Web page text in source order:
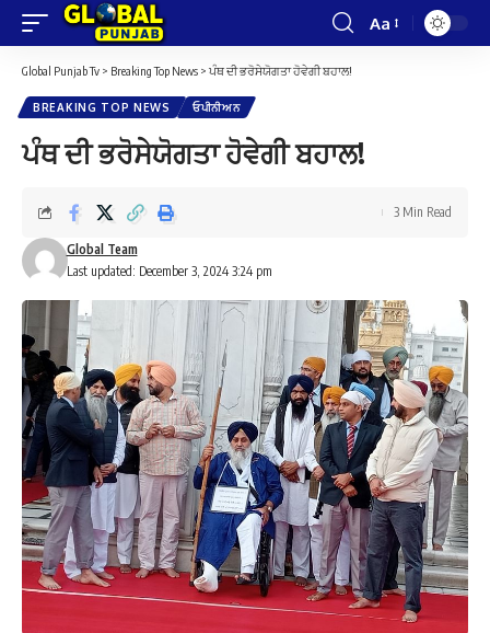
Font
Aa
Global Punjab Tv > Breaking Top News > ਪੰਥ ਦੀ ਭਰੋਸੇਯੋਗਤਾ ਹੋਵੇਗੀ ਬਹਾਲ!
BREAKING TOP NEWS ਓਪੀਨੀਅਨ
ਪੰਥ ਦੀ ਭਰੋਸੇਯੋਗਤਾ ਹੋਵੇਗੀ ਬਹਾਲ!
Last updated: December 3, 2024 3:24 pm
Global Team
3 Min Read